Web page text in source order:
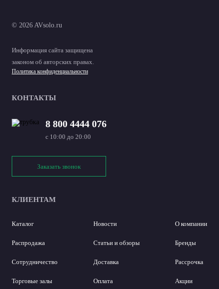
© 2026 AVsolo.ru
Информация сайта защищена
законом об авторских правах.
Политика конфиденциальности
КОНТАКТЫ
8 800 4444 076
с 10:00 до 20:00
Заказать звонок
КЛИЕНТАМ
Каталог
Распродажа
Сотрудничество
Торговые залы
Новости
Статьи и обзоры
Доставка
Оплата
О компании
Бренды
Рассрочка
Акции